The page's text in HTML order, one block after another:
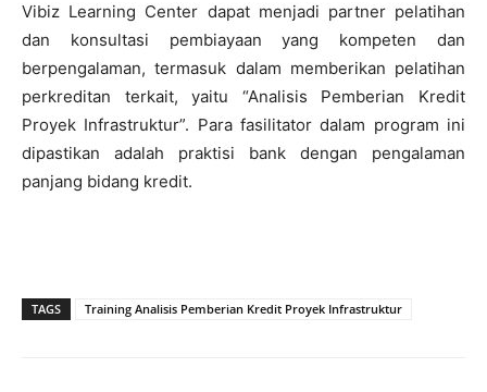
Vibiz Learning Center dapat menjadi partner pelatihan
dan konsultasi pembiayaan yang kompeten dan
berpengalaman, termasuk dalam memberikan pelatihan
perkreditan terkait, yaitu “Analisis Pemberian Kredit
Proyek Infrastruktur”. Para fasilitator dalam program ini
dipastikan adalah praktisi bank dengan pengalaman
panjang bidang kredit.
TAGS Training Analisis Pemberian Kredit Proyek Infrastruktur